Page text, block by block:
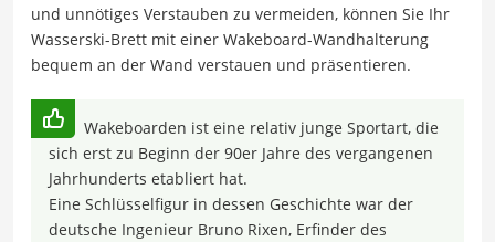
und unnötiges Verstauben zu vermeiden, können Sie Ihr
Wasserski-Brett mit einer Wakeboard-Wandhalterung
bequem an der Wand verstauen und präsentieren.
Wakeboarden ist eine relativ junge Sportart, die
sich erst zu Beginn der 90er Jahre des vergangenen
Jahrhunderts etabliert hat.
Eine Schlüsselfigur in dessen Geschichte war der
deutsche Ingenieur Bruno Rixen, Erfinder des